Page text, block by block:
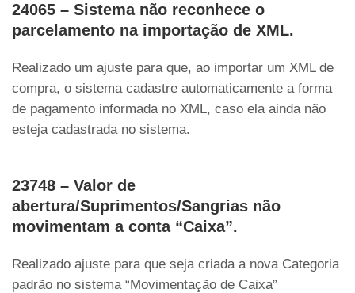
24065 – Sistema não reconhece o
parcelamento na importação de XML.
Realizado um ajuste para que, ao importar um XML de
compra, o sistema cadastre automaticamente a forma
de pagamento informada no XML, caso ela ainda não
esteja cadastrada no sistema.
23748 – Valor de
abertura/Suprimentos/Sangrias não
movimentam a conta “Caixa”.
Realizado ajuste para que seja criada a nova Categoria
padrão no sistema “Movimentação de Caixa”